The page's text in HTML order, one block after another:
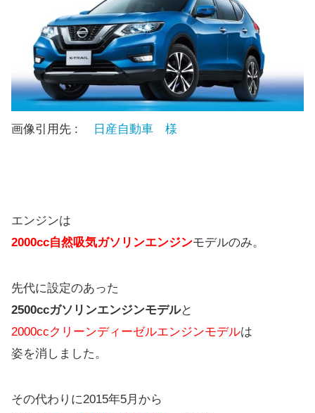
画像引用先 : 日産自動車 様
エンジンは
2000cc自然吸気ガソリンエンジンモデルのみ。
先代に設定のあった
2500ccガソリンエンジンモデルと
2000ccクリーンディーゼルエンジンモデルは
姿を消しました。
その代わりに2015年5月から